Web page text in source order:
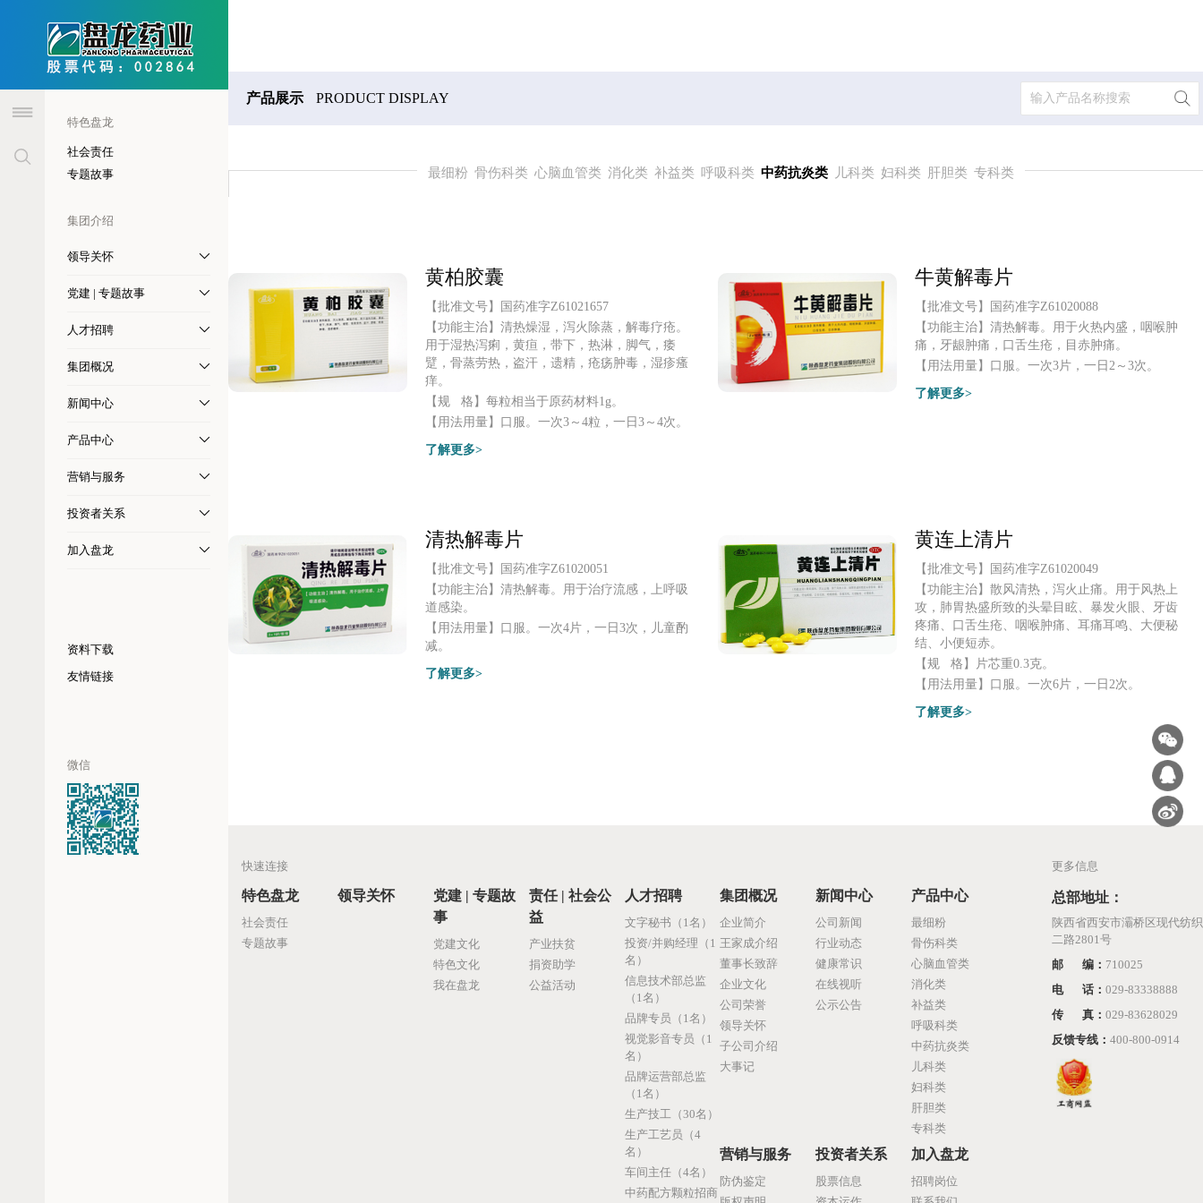
特色盘龙
社会责任
专题故事
集团介绍
领导关怀
党建 | 专题故事
人才招聘
集团概况
新闻中心
产品中心
营销与服务
投资者关系
加入盘龙
资料下载
友情链接
微信
产品展示 PRODUCT DISPLAY
最细粉 骨伤科类 心脑血管类 消化类 补益类 呼吸科类 中药抗炎类 儿科类 妇科类 肝胆类 专科类
黄柏胶囊
【批准文号】
国药准字Z61021657
【功能主治】 清热燥湿，泻火除蒸，解毒疗疮。
用于湿热泻痢，黄疸，带下，热淋，脚气，痿
躄，骨蒸劳热，盗汗，遗精，疮疡肿毒，湿疹瘙
痒。
【规 格】 每粒相当于原药材料1g。
【用法用量】
口服。一次3～4粒，一日3～4次。
了解更多>
牛黄解毒片
【批准文号】
国药准字Z61020088
【功能主治】 清热解毒。用于火热内盛，咽喉肿
痛，牙龈肿痛，口舌生疮，目赤肿痛。
【用法用量】
口服。一次3片，一日2～3次。
了解更多>
清热解毒片
【批准文号】
国药准字Z61020051
【功能主治】 清热解毒。用于治疗流感，上呼吸
道感染。
【用法用量】
口服。一次4片，一日3次，儿童酌
减。
了解更多>
黄连上清片
【批准文号】
国药准字Z61020049
【功能主治】 散风清热，泻火止痛。用于风热上
攻，肺胃热盛所致的头晕目眩、暴发火眼、牙齿
疼痛、口舌生疮、咽喉肿痛、耳痛耳鸣、大便秘
结、小便短赤。
【规 格】
片芯重0.3克。
【用法用量】
口服。一次6片，一日2次。
了解更多>
快速连接
特色盘龙
社会责任
专题故事
领导关怀
党建 | 专题故
事
党建文化
特色文化
我在盘龙
责任 | 社会公
益
产业扶贫
捐资助学
公益活动
人才招聘
文字秘书（1名）
投资/并购经理（1
名）
信息技术部总监
（1名）
品牌专员（1名）
视觉影音专员（1
名）
品牌运营部总监
（1名）
生产技工（30名）
生产工艺员（4
名）
车间主任（4名）
中药配方颗粒招商
集团概况
企业简介
王家成介绍
董事长致辞
企业文化
公司荣誉
领导关怀
子公司介绍
大事记
新闻中心
公司新闻
行业动态
健康常识
在线视听
公示公告
产品中心
最细粉
骨伤科类
心脑血管类
消化类
补益类
呼吸科类
中药抗炎类
儿科类
妇科类
肝胆类
专科类
营销与服务
防伪鉴定
投资者关系
股票信息
加入盘龙
招聘岗位
更多信息
总部地址：
陕西省西安市灞桥区现代纺
二路2801号
邮 编： 710025
电 话： 029-83338888
传 真： 029-83628029
反馈专线： 400-800-0914